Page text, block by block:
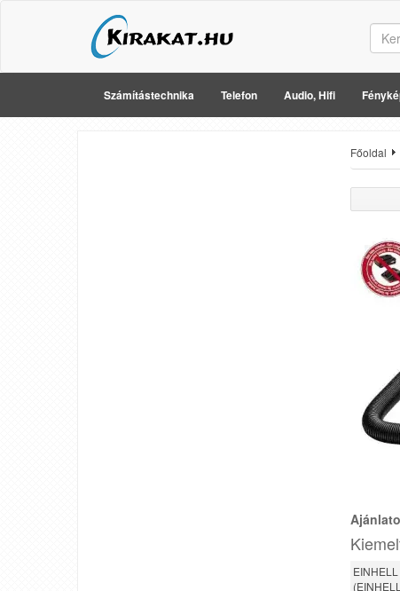
Számítástechnika Telefon Audio, Hifi
Főoldal